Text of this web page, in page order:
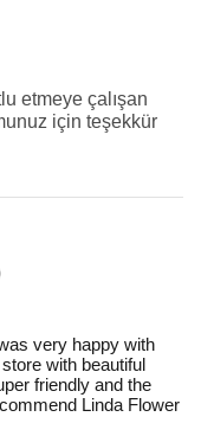
etmeye çalışan
için teşekkür
very happy with
with beautiful
friendly and the
Linda Flower